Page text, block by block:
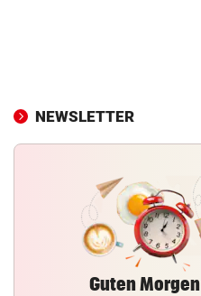
NEWSLETTER
Guten Morgen